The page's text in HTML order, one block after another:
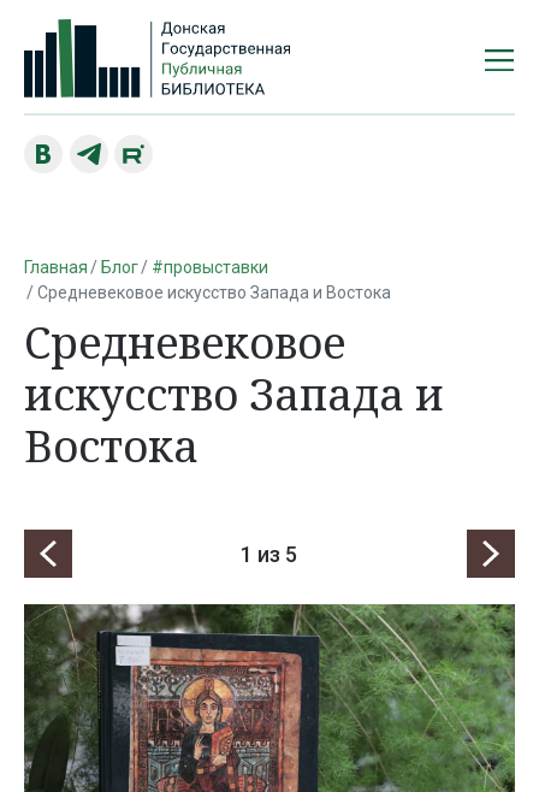
Главная Блог
#провыставки
Средневековое искусство Запада и Востока
Средневековое
искусство Запада и
Востока
1 из 5